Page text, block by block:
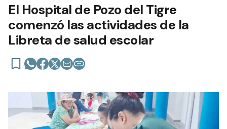
El Hospital de Pozo del Tigre
comenzó las actividades de la
Libreta de salud escolar